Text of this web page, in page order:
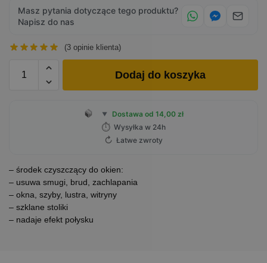
Masz pytania dotyczące tego produktu?
Napisz do nas
(3 opinie klienta)
Dodaj do koszyka
▼ Dostawa od 14,00 zł
⏱ Wysyłka w 24h
↻ Łatwe zwroty
– środek czyszczący do okien:
– usuwa smugi, brud, zachlapania
– okna, szyby, lustra, witryny
– szklane stoliki
– nadaje efekt połysku